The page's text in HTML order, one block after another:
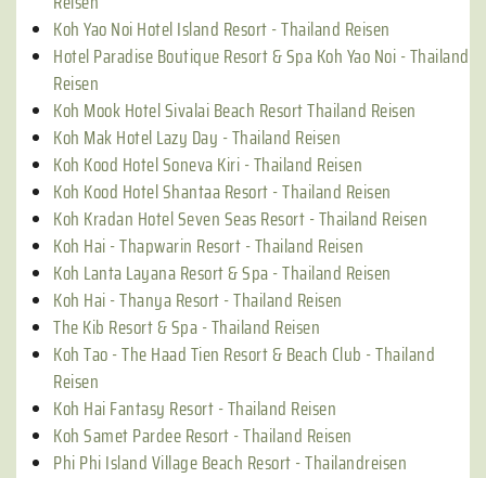
Koh Yao Noi Hotel Island Resort - Thailand Reisen
Hotel Paradise Boutique Resort & Spa Koh Yao Noi - Thailand
Reisen
Koh Mook Hotel Sivalai Beach Resort Thailand Reisen
Koh Mak Hotel Lazy Day - Thailand Reisen
Koh Kood Hotel Soneva Kiri - Thailand Reisen
Koh Kood Hotel Shantaa Resort - Thailand Reisen
Koh Kradan Hotel Seven Seas Resort - Thailand Reisen
Koh Hai - Thapwarin Resort - Thailand Reisen
Koh Lanta Layana Resort & Spa - Thailand Reisen
Koh Hai - Thanya Resort - Thailand Reisen
The Kib Resort & Spa - Thailand Reisen
Koh Tao - The Haad Tien Resort & Beach Club - Thailand
Reisen
Koh Hai Fantasy Resort - Thailand Reisen
Koh Samet Pardee Resort - Thailand Reisen
Phi Phi Island Village Beach Resort - Thailandreisen